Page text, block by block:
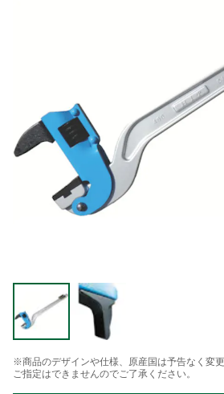
※商品のデザインや仕様、原産国は予告なく変
ご指定はできませんのでご了承ください。